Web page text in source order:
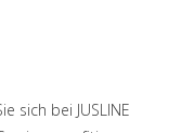
sich bei JUSLINE